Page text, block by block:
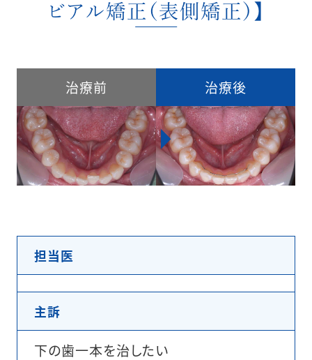
ビアル矯正（表側矯正）】
治療前 治療後
担当医
主訴
下の歯一本を治したい